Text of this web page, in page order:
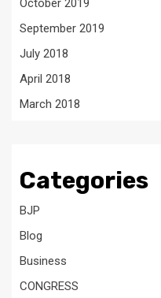
October 2019
September 2019
July 2018
April 2018
March 2018
Categories
BJP
Blog
Business
CONGRESS